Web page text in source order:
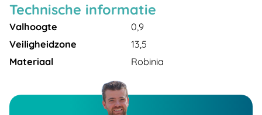
Technische informatie
Valhoogte
0,9
Veiligheidzone
13,5
Materiaal
Robinia